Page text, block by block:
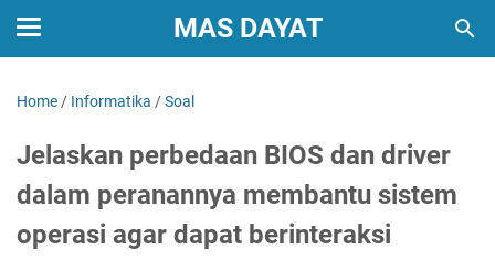
MAS DAYAT
Home / Informatika /Soal
Jelaskan perbedaan BIOS dan driver
dalam peranannya membantu sistem
operasi agar dapat berinteraksi